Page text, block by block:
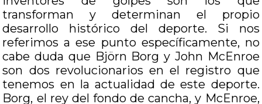
transforman y determinan el propio
desarrollo histórico del deporte. Si nos
referimos a ese punto específicamente, no
cabe duda que Björn Borg y John McEnroe
son dos revolucionarios en el registro que
tenemos en la actualidad de este deporte.
Borg, el rey del fondo de cancha, y McEnroe,